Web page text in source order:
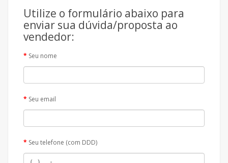
Utilize o formulário abaixo para
enviar sua dúvida/proposta ao
vendedor:
Seu nome
Seu email
Seu telefone (com DDD)